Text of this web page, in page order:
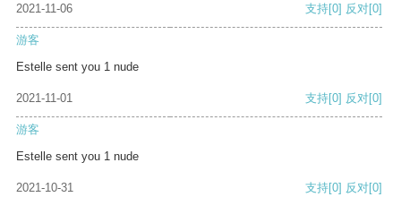
2021-11-06 支持[0] 反对[0]
游客
Estelle sent you 1 nude
2021-11-01 支持[0] 反对[0]
游客
Estelle sent you 1 nude
2021-10-31 支持[0] 反对[0]